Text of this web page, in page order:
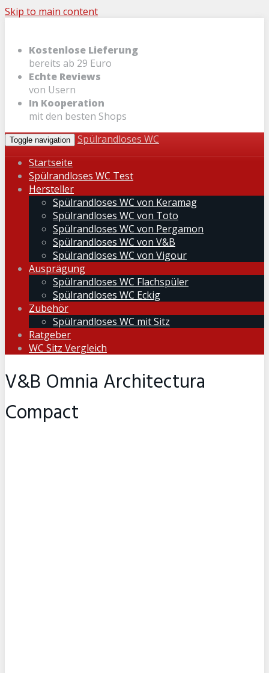
Skip to main content
Kostenlose Lieferung
bereits ab 29 Euro
Echte Reviews
von Usern
In Kooperation
mit den besten Shops
Toggle navigation
Spülrandloses WC
Startseite
Spülrandloses WC Test
Hersteller
Spülrandloses WC von Keramag
Spülrandloses WC von Toto
Spülrandloses WC von Pergamon
Spülrandloses WC von V&B
Spülrandloses WC von Vigour
Ausprägung
Spülrandloses WC Flachspüler
Spülrandloses WC Eckig
Zubehör
Spülrandloses WC mit Sitz
Ratgeber
WC Sitz Vergleich
V&B Omnia Architectura
Compact